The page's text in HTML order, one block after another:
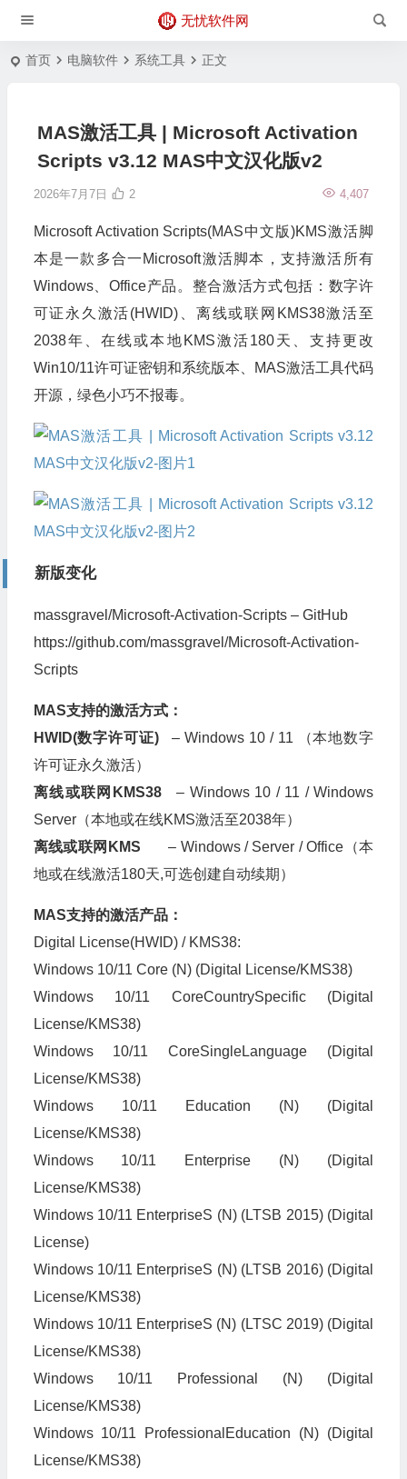
无忧软件网
首页 电脑软件 系统工具 正文
MAS激活工具 | Microsoft Activation
Scripts v3.12 MAS中文汉化版v2
2026年7月7日 4,407
2
Microsoft Activation Scripts(MAS中文版)KMS激活脚
本是一款多合一Microsoft激活脚本，支持激活所有
Windows、Office产品。整合激活方式包括：数字许
可证永久激活(HWID)、离线或联网KMS38激活至
2038年、在线或本地KMS激活180天、支持更改
Win10/11许可证密钥和系统版本、MAS激活工具代码
开源，绿色小巧不报毒。
新版变化
massgravel/Microsoft-Activation-Scripts – GitHub
https://github.com/massgravel/Microsoft-Activation-
Scripts
MAS支持的激活方式：
HWID(数字许可证)– Windows 10 / 11 （本地数字
许可证永久激活）
离线或联网KMS38– Windows 10 / 11 / Windows
Server（本地或在线KMS激活至2038年）
离线或联网KMS – Windows / Server / Office（本
地或在线激活180天,可选创建自动续期）
MAS支持的激活产品：
Digital License(HWID) / KMS38:
Windows 10/11 Core (N) (Digital License/KMS38)
Windows 10/11 CoreCountrySpecific (Digital
License/KMS38)
Windows 10/11 CoreSingleLanguage (Digital
License/KMS38)
Windows 10/11 Education (N) (Digital
License/KMS38)
Windows 10/11 Enterprise (N) (Digital
License/KMS38)
Windows 10/11 EnterpriseS (N) (LTSB 2015) (Digital
License)
Windows 10/11 EnterpriseS (N) (LTSB 2016) (Digital
License/KMS38)
Windows 10/11 EnterpriseS (N) (LTSC 2019) (Digital
License/KMS38)
Windows 10/11 Professional (N) (Digital
License/KMS38)
Windows 10/11 ProfessionalEducation (N) (Digital
License/KMS38)